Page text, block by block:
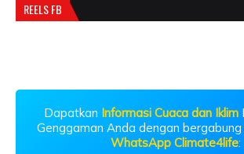
REELS FB
Dapatkan Informasi Cuaca dan Iklim
Genggaman Anda dengan
WhatsApp Climate4life: